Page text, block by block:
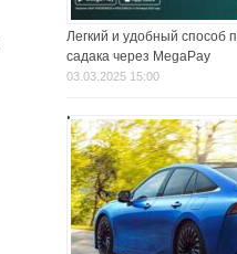
Легкий и удобный способ
садака через MegaPay
03.03.2025 15:00